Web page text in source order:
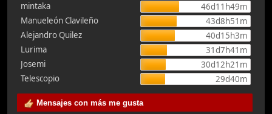
mintaka
46d11h49m
Manueleón Clavileño
43d8h51m
Alejandro Quilez
40d15h3m
Lurima
31d7h41m
Josemi
30d12h21m
Telescopio
29d40m
Mensajes con más me gusta